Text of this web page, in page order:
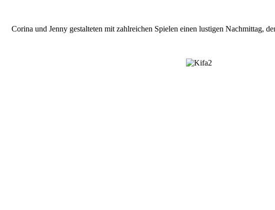
Corina und Jenny gestalteten mit zahlreichen Spielen einen lustigen Nachmittag,